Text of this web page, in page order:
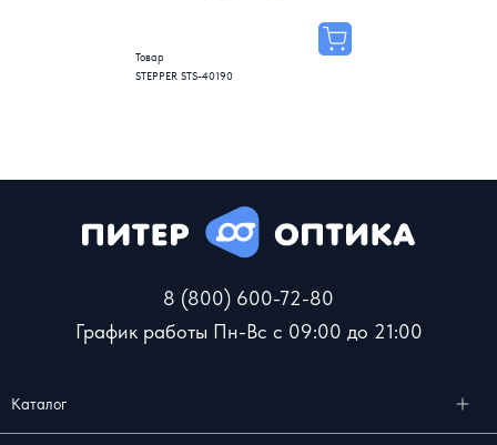
Товар
STEPPER STS-40190
8 (800) 600-72-80
График работы Пн-Вс с 09:00 до 21:00
Каталог